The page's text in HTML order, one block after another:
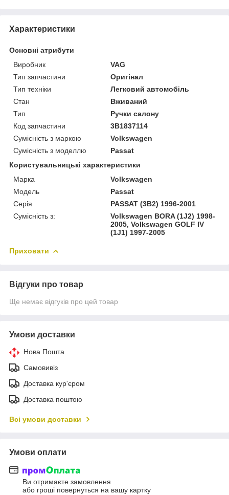
Характеристики
Основні атрибути
Виробник
VAG
Тип запчастини
Оригінал
Тип техніки
Легковий автомобіль
Стан
Вживаний
Тип
Ручки салону
Код запчастини
3B1837114
Сумісність з маркою
Volkswagen
Сумісність з моделлю
Passat
Користувальницькі характеристики
Марка
Volkswagen
Модель
Passat
Серія
PASSAT (3B2) 1996-2001
Сумісність з:
Volkswagen BORA (1J2) 1998-
2005, Volkswagen GOLF IV
(1J1) 1997-2005
Приховати
Відгуки про товар
Ще немає відгуків про цей товар
Умови доставки
Нова Пошта
Самовивіз
Доставка кур'єром
Доставка поштою
Всі умови доставки
Умови оплати
Ви отримаєте замовлення
або гроші повернуться на вашу картку